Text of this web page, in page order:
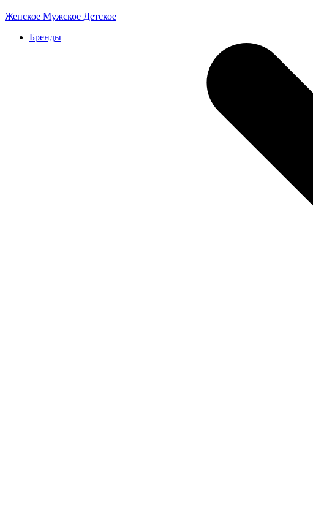
Женское Мужское Детское
Бренды